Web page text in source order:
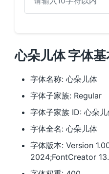
心朵儿体 字体
字体名称: 心朵儿体
字体子家族: Regular
字体子家族 ID: 心朵
字体全名: 心朵儿体
字体版本: Version
2024;FontCreator